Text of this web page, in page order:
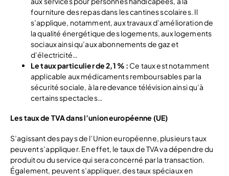
fourniture des repas dans les cantines scolaires. Il
s’applique, notamment, aux travaux d’amélioration de
la qualité énergétique des logements, aux logements
sociaux ainsi qu’aux abonnements de gaz et
d’électricité…
Le taux particulier de 2,1 % : Ce taux est notamment
applicable aux médicaments remboursables par la
sécurité sociale, à la redevance télévision ainsi qu’à
certains spectacles…
Les taux de TVA dans l’union européenne (UE)
S’agissant des pays de l’Union européenne, plusieurs taux
peuvent s’appliquer. En effet, le taux de TVA va dépendre du
produit ou du service qui sera concerné par la transaction.
Également, peuvent s’appliquer, des taux spéciaux en